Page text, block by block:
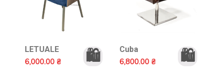
LETUALE
6,000.00 ₴ 🛍️ Cuba
6,800.00 ₴ 🛍️